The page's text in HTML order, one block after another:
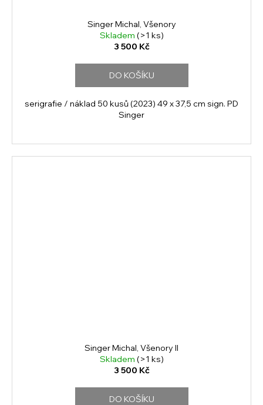
Singer Michal, Všenory
Skladem (>1 ks)
3 500 Kč
DO KOŠÍKU
serigrafie / náklad 50 kusů (2023) 49 x 37,5 cm sign. PD
Singer
Singer Michal, Všenory II
Skladem (>1 ks)
3 500 Kč
DO KOŠÍKU